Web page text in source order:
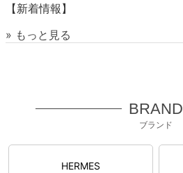
【新着情報】
» もっと見る
BRAND
ブランド
HERMES